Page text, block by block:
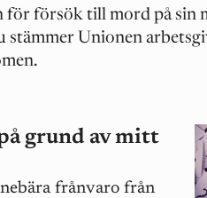
för försök till mord på sin
Unionen
grund av mitt
frånvaro från